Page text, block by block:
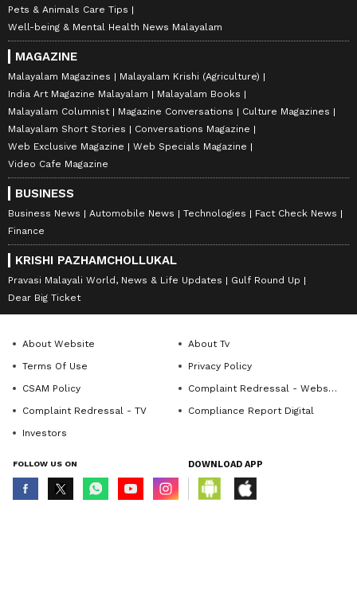
Pets & Animals Care Tips
Well-being & Mental Health News Malayalam
MAGAZINE
Malayalam Magazines
Malayalam Krishi (Agriculture)
India Art Magazine Malayalam
Malayalam Books
Malayalam Columnist
Magazine Conversations
Culture Magazines
Malayalam Short Stories
Conversations Magazine
Web Exclusive Magazine
Web Specials Magazine
Video Cafe Magazine
BUSINESS
Business News Automobile News Technologies
Fact Check News
Finance
KRISHI PAZHAMCHOLLUKAL
Pravasi Malayali World, News & Life Updates
Gulf Round Up
Dear Big Ticket
About Website
About Tv
Terms Of Use
Privacy Policy
CSAM Policy
Complaint Redressal - Website
Complaint Redressal - TV
Compliance Report Digital
Investors
FOLLOW US ON DOWNLOAD APP